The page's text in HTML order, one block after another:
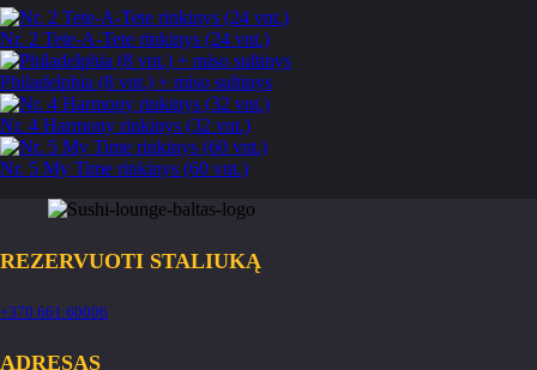
Nr. 2 Tete-A-Tete rinkinys (24 vnt.)
Philadelphia (8 vnt.) + miso sultinys
Nr. 4 Harmony rinkinys (32 vnt.)
Nr. 5 My Time rinkinys (60 vnt.)
REZERVUOTI STALIUKĄ
+370 661 60006
ADRESAS